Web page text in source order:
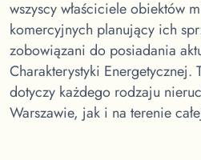
wszyscy właściciele obiektów
komercyjnych planujący ich
zobowiązani do posiadania
Charakterystyki Energetycznej.
dotyczy każdego rodzaju
Warszawie, jak i na terenie